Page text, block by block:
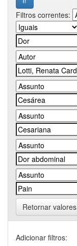
Filtros correntes:
Retornar valores
Adicionar filtros: